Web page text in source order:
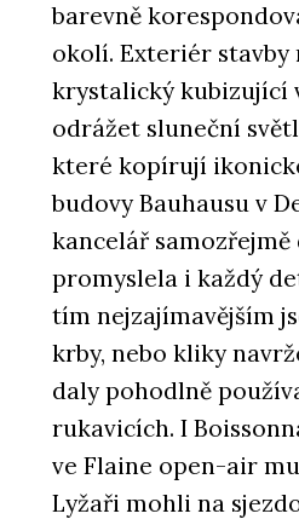
barevně
okolí. Exteriér stavby
krystalický kubizující
odrážet sluneční
které kopírují
budovy Bauhausu v
kancelář samozřejmě
promyslela i každý
tím nejzajímavějším
krby, nebo kliky
daly pohodlně
rukavicích. I
ve Flaine open-air
Lyžaři mohli na